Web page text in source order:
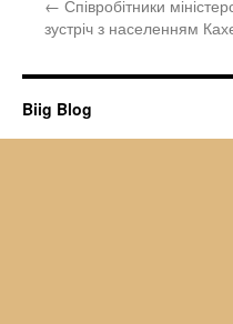
← Співробітники
зустріч з населенням
Biig Blog